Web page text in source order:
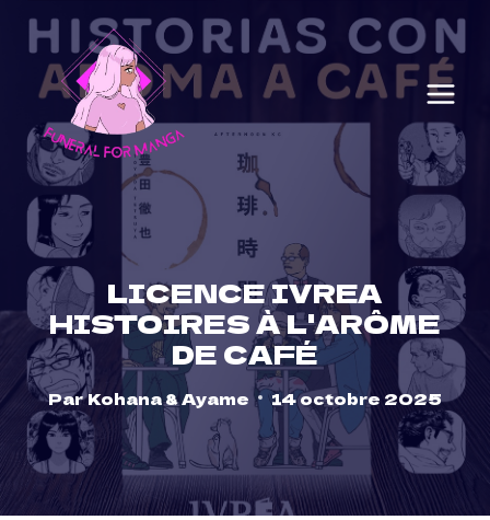
Skip
content
LICENCE IVREA
HISTOIRES À L'ARÔME
DE CAFÉ
ParKohana & Ayame 14 octobre 2025